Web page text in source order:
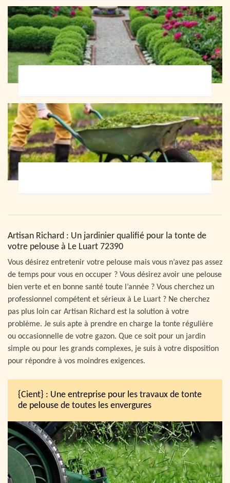
Artisan Richard : Un jardinier qualifié pour la tonte de
votre pelouse à Le Luart 72390
Vous désirez entretenir votre pelouse mais vous n’avez pas assez
de temps pour vous en occuper ? Vous désirez avoir une pelouse
bien verte et en bonne santé toute l’année ? Vous cherchez un
professionnel compétent et sérieux à Le Luart ? Ne cherchez
pas plus loin car Artisan Richard est la solution à votre
problème. Je suis apte à prendre en charge la tonte régulière
ou occasionnelle de votre gazon. Que ce soit pour un jardin
simple ou pour les grands complexes, je suis à votre disposition
pour répondre à vos moindres exigences.
{Cient} : Une entreprise pour les travaux de tonte
de pelouse de toutes les envergures